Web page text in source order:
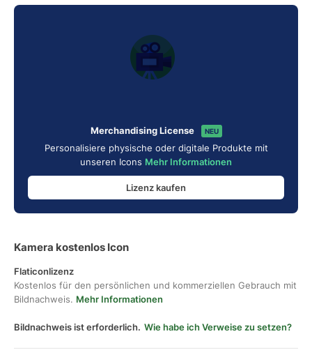
Merchandising License NEU
Personalisiere physische oder digitale Produkte mit
unseren Icons Mehr Informationen
Lizenz kaufen
Kamera kostenlos Icon
Flaticonlizenz
Kostenlos für den persönlichen und kommerziellen Gebrauch mit
Bildnachweis. Mehr Informationen
Bildnachweis ist erforderlich. Wie habe ich Verweise zu setzen?